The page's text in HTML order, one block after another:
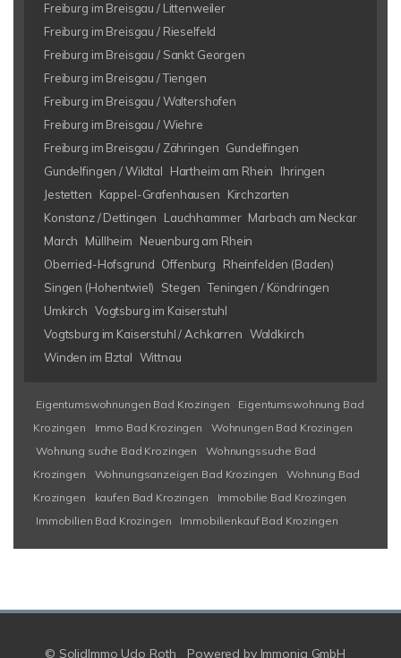
Freiburg im Breisgau / Littenweiler
Freiburg im Breisgau / Rieselfeld
Freiburg im Breisgau / Sankt Georgen
Freiburg im Breisgau / Tiengen
Freiburg im Breisgau / Waltershofen
Freiburg im Breisgau / Wiehre
Freiburg im Breisgau / Zähringen Gundelfingen
Gundelfingen / Wildtal
Hartheim am Rhein
Ihringen
Jestetten
Kappel-Grafenhausen
Kirchzarten
Konstanz / Dettingen
Lauchhammer Marbach am Neckar
March
Müllheim
Neuenburg am Rhein
Oberried-Hofsgrund Offenburg
Rheinfelden (Baden)
Singen (Hohentwiel)
Stegen Teningen / Köndringen
Umkirch Vogtsburg im Kaiserstuhl
Vogtsburg im Kaiserstuhl / Achkarren Waldkirch
Winden im Elztal Wittnau
Eigentumswohnungen Bad Krozingen
Eigentumswohnung Bad
Krozingen
Immo Bad Krozingen
Wohnungen Bad Krozingen
Wohnung suche Bad Krozingen
Wohnungssuche Bad
Krozingen
Wohnungsanzeigen Bad Krozingen
Wohnung Bad
Krozingen
kaufen Bad Krozingen
Immobilie Bad Krozingen
Immobilien Bad Krozingen
Immobilienkauf Bad Krozingen
© SolidImmo Udo Roth Powered by Immonia GmbH